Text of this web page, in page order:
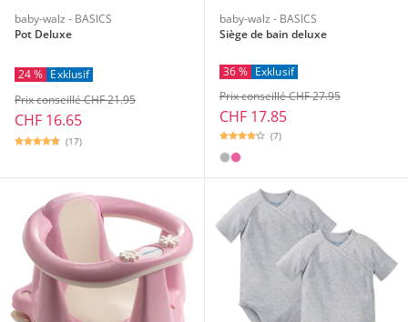
baby-walz - BASICS
Pot Deluxe
24 % Exklusif
CHF 16.65
Prix conseillé CHF 21.95
(17)
baby-walz - BASICS
Siège de bain deluxe
36 % Exklusif
CHF 17.85
Prix conseillé CHF 27.95
(7)